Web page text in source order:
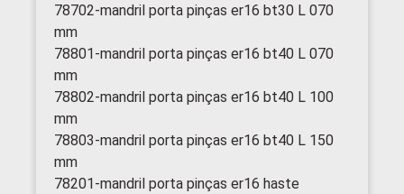
78702-mandril porta pinças er16 bt30 L 070
mm
78801-mandril porta pinças er16 bt40 L 070
mm
78802-mandril porta pinças er16 bt40 L 100
mm
78803-mandril porta pinças er16 bt40 L 150
mm
78201-mandril porta pinças er16 haste